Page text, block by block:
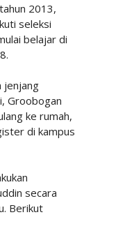
2013,
seleksi
belajar di
jenjang
Groobogan
ke rumah,
di kampus
secara
Berikut